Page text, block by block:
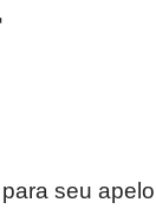
seu apelo